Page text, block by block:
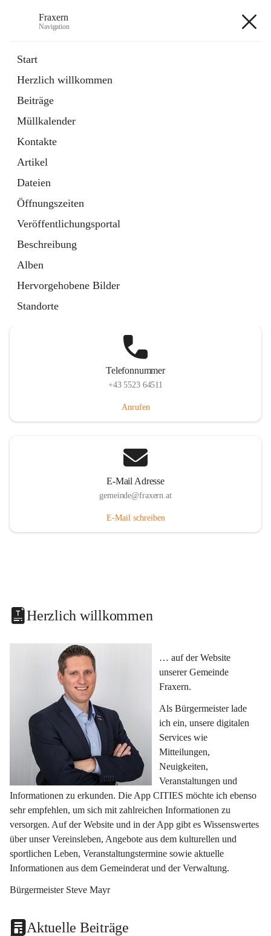
Fraxern
Navigation
Start
Herzlich willkommen
Beiträge
Müllkalender
Kontakte
Artikel
Dateien
Öffnungszeiten
Veröffentlichungsportal
Beschreibung
Alben
Hervorgehobene Bilder
Standorte
Ordner
in
Tab
Formulare
Artikel
öffnet
in
neuem
Tab
Telefonnummer
+43 5523 64511
Anrufen
E-Mail Adresse
gemeinde@fraxern.at
E-Mail schreiben
Herzlich willkommen
… auf der Website
unserer Gemeinde
Fraxern.
Als Bürgermeister lade
ich ein, unsere digitalen
Services wie
Mitteilungen,
Neuigkeiten,
Veranstaltungen und
Informationen zu erkunden. Die App CITIES möchte ich ebenso
sehr empfehlen, um sich mit zahlreichen Informationen zu
versorgen. Auf der Website und in der App gibt es Wissenswertes
über unser Vereinsleben, Angebote aus dem kulturellen und
sportlichen Leben, Veranstaltungstermine sowie aktuelle
Informationen aus dem Gemeinderat und der Verwaltung.
Bürgermeister Steve Mayr
Aktuelle Beiträge